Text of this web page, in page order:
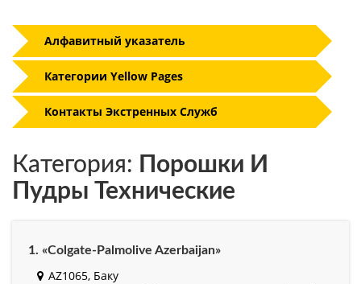
Категория: Порошки И
Пудры Технические
1. «Colgate-Palmolive Azerbaijan»
AZ1065, Баку
Алфавитный указатель
Категории Yellow Pages
Контакты Экстренных Служб